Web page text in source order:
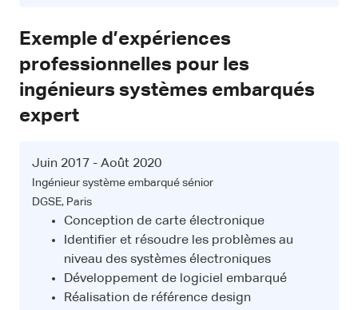
Exemple d’expériences
professionnelles pour les
ingénieurs systèmes embarqués
expert
Juin 2017 - Août 2020
Ingénieur système embarqué sénior
DGSE, Paris
Conception de carte électronique
Identifier et résoudre les problèmes au
niveau des systèmes électroniques
Développement de logiciel embarqué
Réalisation de référence design